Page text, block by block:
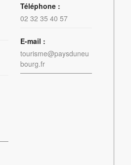
Téléphone :
02 32 35 40 57
E-mail :
tourisme@paysduneu
bourg.fr